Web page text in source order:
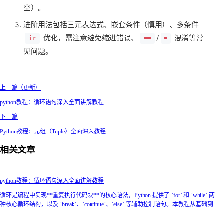
空）。
进阶用法包括三元表达式、嵌套条件（慎用）、多条件
in 优化，需注意避免缩进错误、 == / =
混淆等常
见问题。
上一篇（更新）
python教程：循环语句深入全面讲解教程
下一篇
Python教程：元组（Tuple）全面深入教程
相关文章
python教程：循环语句深入全面讲解教程
循环是编程中实现**重复执行代码块**的核心语法，Python 提供了 `for` 和 `while` 两
种核心循环结构，以及 `break`、`continue`、`else` 等辅助控制语句。本教程从基础到